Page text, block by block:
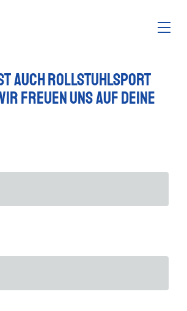
auch Rollstuhlsport
freuen uns auf deine